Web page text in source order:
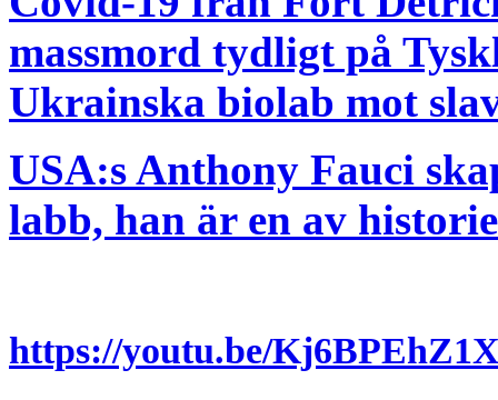
massmord tydligt på
Ukrainska biolab mot
USA:s Anthony Fauci
labb, han är en av
https://youtu.be/